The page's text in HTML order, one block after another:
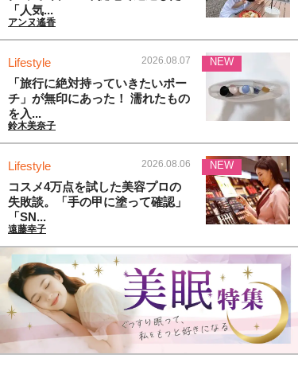
「人気...
アンヌ遙香
Lifestyle 2026.08.07
「旅行に絶対持っていきたいポー
チ」が無印にあった！ 濡れたもの
を入...
鈴木美奈子
NEW
Lifestyle 2026.08.06
コスメ4万点を試した美容プロの
失敗談。「手の甲に塗って確認」
「SN...
遠藤幸子
NEW